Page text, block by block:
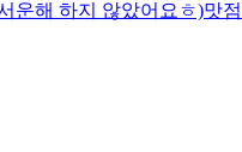
운해 하지 않았어요ㅎ)맛